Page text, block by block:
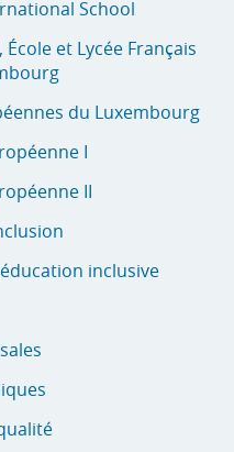
School
École et Lycée Français
du Luxembourg
I
II
inclusive